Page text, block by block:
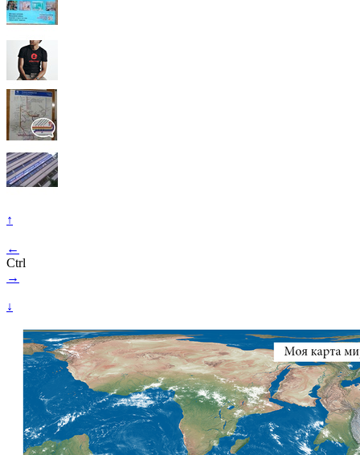
↑
←
Ctrl
→
↓